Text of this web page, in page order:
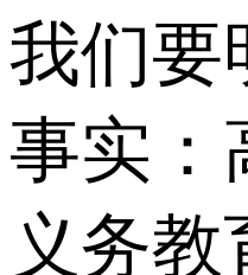
我们要
事实：
义务